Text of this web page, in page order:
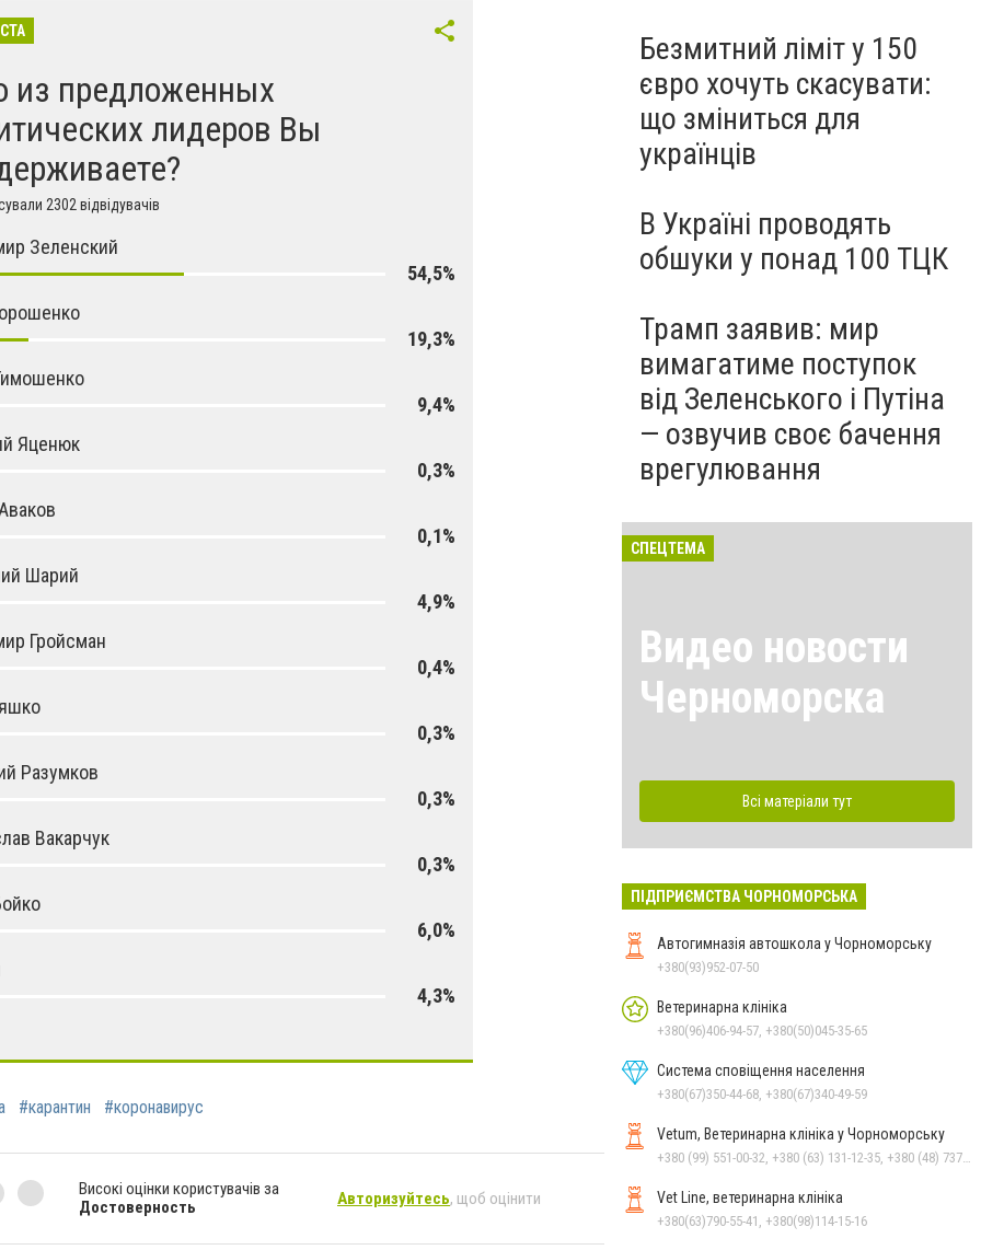
из предложенных
лидеров Вы
2302 відвідувачів
Зеленский
54,5%
19,3%
9,4%
Яценюк
0,3%
0,1%
Шарий
4,9%
Гройсман
0,4%
0,3%
Разумков
0,3%
Вакарчук
0,3%
6,0%
4,3%
#карантин #коронавирус
Високі оцінки користувачів за
Достоверность
Авторизуйтесь, щоб оцінити
Безмитний ліміт у 150
євро хочуть скасувати:
що зміниться для
українців
В Україні проводять
обшуки у понад 100 ТЦК
Трамп заявив: мир
вимагатиме поступок
від Зеленського і Путіна
— озвучив своє бачення
врегулювання
СПЕЦТЕМА
Видео новости
Черноморска
Всі матеріали тут
ПІДПРИЄМСТВА ЧОРНОМОРСЬКА
Автогимназія автошкола у Чорноморську
+380(93)952-07-50
Ветеринарна клініка
+380(96)406-94-57, +380(50)045-35-65
Система сповіщення населення
+380(67)350-44-68, +380(67)340-49-59
Vetum, Ветеринарна клініка у Чорноморську
Vet Line, ветеринарна клініка
+380(63)790-55-41, +380(98)114-15-16